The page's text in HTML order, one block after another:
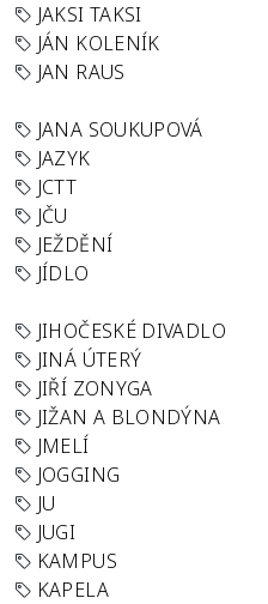
JAKSI TAKSI
JÁN KOLENÍK
JAN RAUS
JANA SOUKUPOVÁ
JAZYK
JCTT
JČU
JEŽDĚNÍ
JÍDLO
JIHOČESKÉ DIVADLO
JINÁ ÚTERÝ
JIŘÍ ZONYGA
JIŽAN A BLONDÝNA
JMELÍ
JOGGING
JU
JUGI
KAMPUS
KAPELA